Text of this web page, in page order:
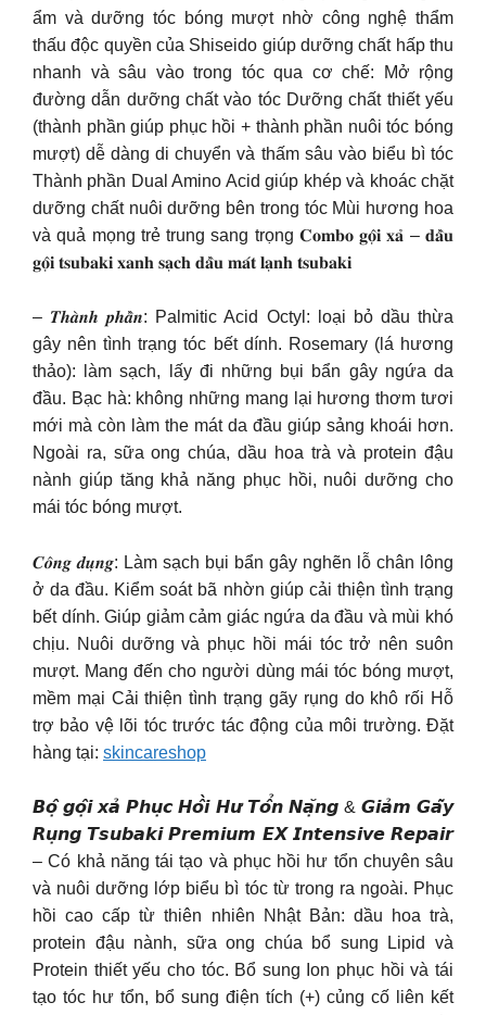
ẩm và dưỡng tóc bóng mượt nhờ công nghệ thẩm
thấu độc quyền của Shiseido giúp dưỡng chất hấp thu
nhanh và sâu vào trong tóc qua cơ chế: Mở rộng
đường dẫn dưỡng chất vào tóc Dưỡng chất thiết yếu
(thành phần giúp phục hồi + thành phần nuôi tóc bóng
mượt) dễ dàng di chuyển và thấm sâu vào biểu bì tóc
Thành phần Dual Amino Acid giúp khép và khoác chặt
dưỡng chất nuôi dưỡng bên trong tóc Mùi hương hoa
và quả mọng trẻ trung sang trọng 𝐂𝐨𝐦𝐛𝐨 𝐠𝐨̣̂𝐢 𝐱𝐚̉ – 𝐝𝐚̂̀𝐮
𝐠𝐨̣̂𝐢 𝐭𝐬𝐮𝐛𝐚𝐤𝐢 𝐱𝐚𝐧𝐡 𝐬𝐚̣𝐜𝐡 𝐝𝐚̂̀𝐮 𝐦𝐚́𝐭 𝐥𝐚̣𝐧𝐡 𝐭𝐬𝐮𝐛𝐚𝐤𝐢
– 𝑻𝒉𝒂̀𝒏𝒉 𝒑𝒉𝒂̂̀𝒏: Palmitic Acid Octyl: loại bỏ dầu thừa
gây nên tình trạng tóc bết dính. Rosemary (lá hương
thảo): làm sạch, lấy đi những bụi bẩn gây ngứa da
đầu. Bạc hà: không những mang lại hương thơm tươi
mới mà còn làm the mát da đầu giúp sảng khoái hơn.
Ngoài ra, sữa ong chúa, dầu hoa trà và protein đậu
nành giúp tăng khả năng phục hồi, nuôi dưỡng cho
mái tóc bóng mượt.
𝑪𝒐̂𝒏𝒈 𝒅𝒖̣𝒏𝒈: Làm sạch bụi bẩn gây nghẽn lỗ chân lông
ở da đầu. Kiểm soát bã nhờn giúp cải thiện tình trạng
bết dính. Giúp giảm cảm giác ngứa da đầu và mùi khó
chịu. Nuôi dưỡng và phục hồi mái tóc trở nên suôn
mượt. Mang đến cho người dùng mái tóc bóng mượt,
mềm mại Cải thiện tình trạng gãy rụng do khô rối Hỗ
trợ bảo vệ lõi tóc trước tác động của môi trường. Đặt
hàng tại: skincareshop
𝘽𝙤̣̂ 𝙜𝙤̣̂𝙞 𝙭𝙖̉ 𝙋𝙝𝙪̣𝙘 𝙃𝙤̂̀𝙞 𝙃𝙪̛ 𝙏𝙤̂̉𝙣 𝙉𝙖̣̆𝙣𝙜 & 𝙂𝙞𝙖̉𝙢 𝙂𝙖̃𝙮
𝙍𝙪̣𝙣𝙜 𝙏𝙨𝙪𝙗𝙖𝙠𝙞 𝙋𝙧𝙚𝙢𝙞𝙪𝙢 𝙀𝙓 𝙄𝙣𝙩𝙚𝙣𝙨𝙞𝙫𝙚 𝙍𝙚𝙥𝙖𝙞𝙧
– Có khả năng tái tạo và phục hồi hư tổn chuyên sâu
và nuôi dưỡng lớp biểu bì tóc từ trong ra ngoài. Phục
hồi cao cấp từ thiên nhiên Nhật Bản: dầu hoa trà,
protein đậu nành, sữa ong chúa bổ sung Lipid và
Protein thiết yếu cho tóc. Bổ sung Ion phục hồi và tái
tạo tóc hư tổn, bổ sung điện tích (+) củng cố liên kết